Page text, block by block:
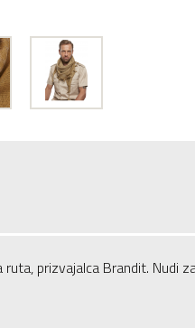
ruta, prizvajalca Brandit. Nudi